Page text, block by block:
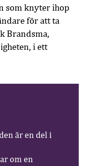
som knyter ihop
för att ta
Brandsma,
i ett
är en del i
om en